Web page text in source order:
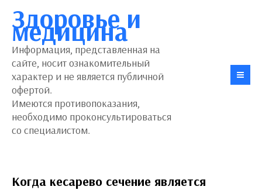
Здоровье и
медицина
Информация, представленная на
сайте, носит ознакомительный
характер и не является публичной
офертой.
Имеются противопоказания,
необходимо проконсультироваться
со специалистом.
Когда кесарево сечение является